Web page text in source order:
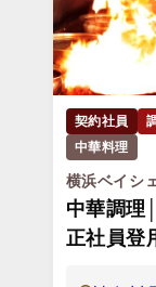
契約社員
中華料理
横浜ベイシ
中華調理
正社員登